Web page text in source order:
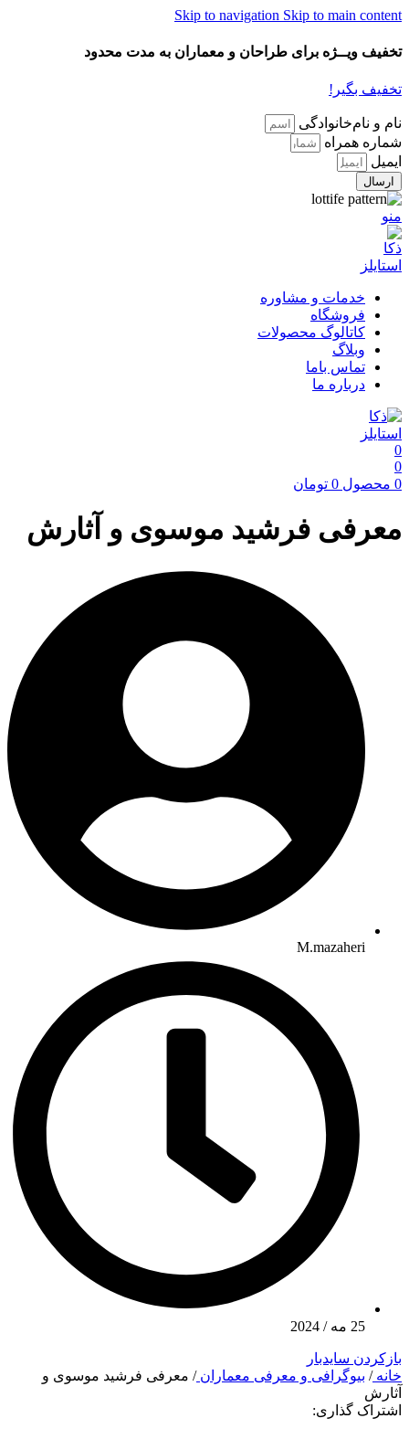
Skip to navigation Skip to main content
تخفیف ویــژه برای طراحان و معماران به مدت محدود
تخفیف بگیر!
نام و نام‌خانوادگی
شماره همراه
ایمیل
ارسال
منو
خدمات و مشاوره
فروشگاه
کاتالوگ محصولات
وبلاگ
تماس باما
درباره ما
0
0
0 محصول 0 تومان
معرفی فرشید موسوی و آثارش
M.mazaheri
25 مه / 2024
بازکردن سایدبار
خانه/ بیوگرافی و معرفی معماران/ معرفی فرشید موسوی و
آثارش
اشتراک گذاری: